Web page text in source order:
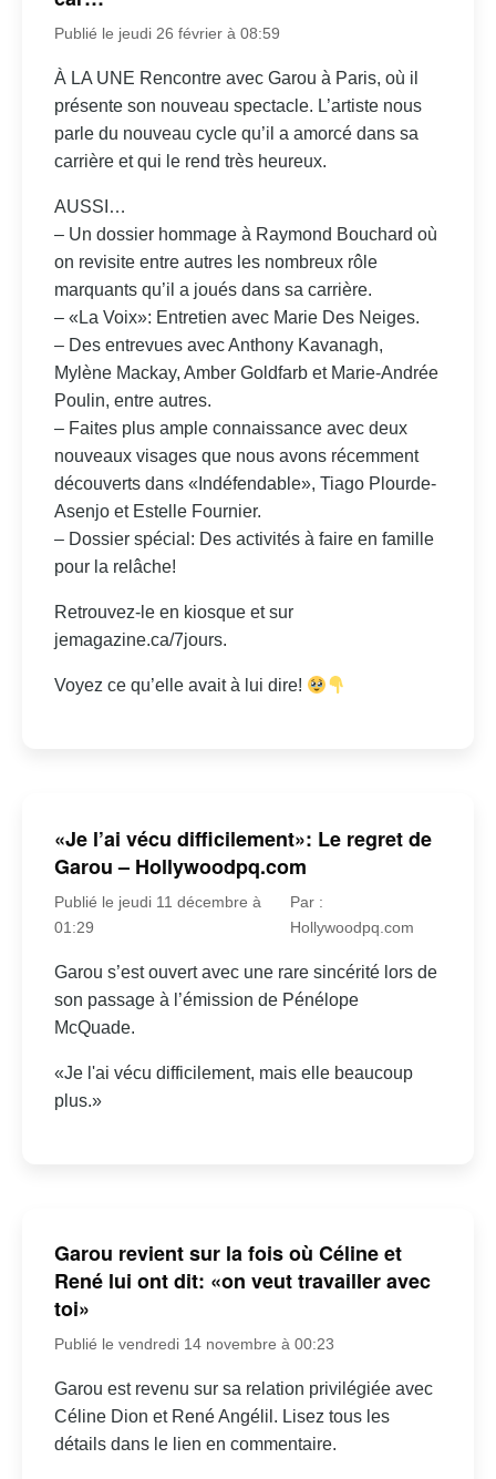
Publié le jeudi 26 février à 08:59
À LA UNE Rencontre avec Garou à Paris, où il
présente son nouveau spectacle. L’artiste nous
parle du nouveau cycle qu’il a amorcé dans sa
carrière et qui le rend très heureux.
AUSSI…
– Un dossier hommage à Raymond Bouchard où
on revisite entre autres les nombreux rôle
marquants qu’il a joués dans sa carrière.
– «La Voix»: Entretien avec Marie Des Neiges.
– Des entrevues avec Anthony Kavanagh,
Mylène Mackay, Amber Goldfarb et Marie-Andrée
Poulin, entre autres.
– Faites plus ample connaissance avec deux
nouveaux visages que nous avons récemment
découverts dans «Indéfendable», Tiago Plourde-
Asenjo et Estelle Fournier.
– Dossier spécial: Des activités à faire en famille
pour la relâche!
Retrouvez-le en kiosque et sur
jemagazine.ca/7jours.
Voyez ce qu’elle avait à lui dire!
«Je l’ai vécu difficilement»: Le regret de
Garou – Hollywoodpq.com
Publié le jeudi 11 décembre à
01:29
Par :
Hollywoodpq.com
Garou s’est ouvert avec une rare sincérité lors de
son passage à l’émission de Pénélope
McQuade.
«Je l'ai vécu difficilement, mais elle beaucoup
plus.»
Garou revient sur la fois où Céline et
René lui ont dit: «on veut travailler avec
toi»
Publié le vendredi 14 novembre à 00:23
Garou est revenu sur sa relation privilégiée avec
Céline Dion et René Angélil. Lisez tous les
détails dans le lien en commentaire.